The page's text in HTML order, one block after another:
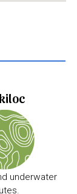
underwater